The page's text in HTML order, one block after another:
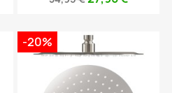
-20%